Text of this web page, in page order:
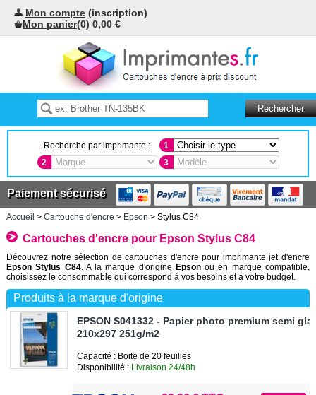
Mon compte (inscription)
Mon panier(0) 0,00 €
Recherche par imprimante :
1
2
3
Paiement sécurisé
Accueil > Cartouche d'encre > Epson > Stylus C84
Cartouches d'encre pour Epson Stylus C84
Découvrez notre sélection de cartouches d'encre pour imprimante jet d'encre
Epson Stylus C84. A la marque d'origine Epsonou en marque compatible,
choisissez le consommable qui correspond à vos besoins et à votre budget.
Produits à la marque d'origine
EPSON S041332 - Papier photo premium semi
210x297 251g/m2
Capacité : Boite de 20 feuilles
Disponibilité : Livraison 24/48h